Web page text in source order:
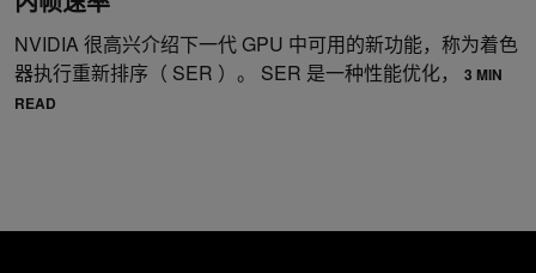
NVIDIA 很高兴介绍下一代 GPU 中可用的新功能，称为着色
器执行重新排序（ SER ）。 SER 是一种性能优化，
3 MIN
READ